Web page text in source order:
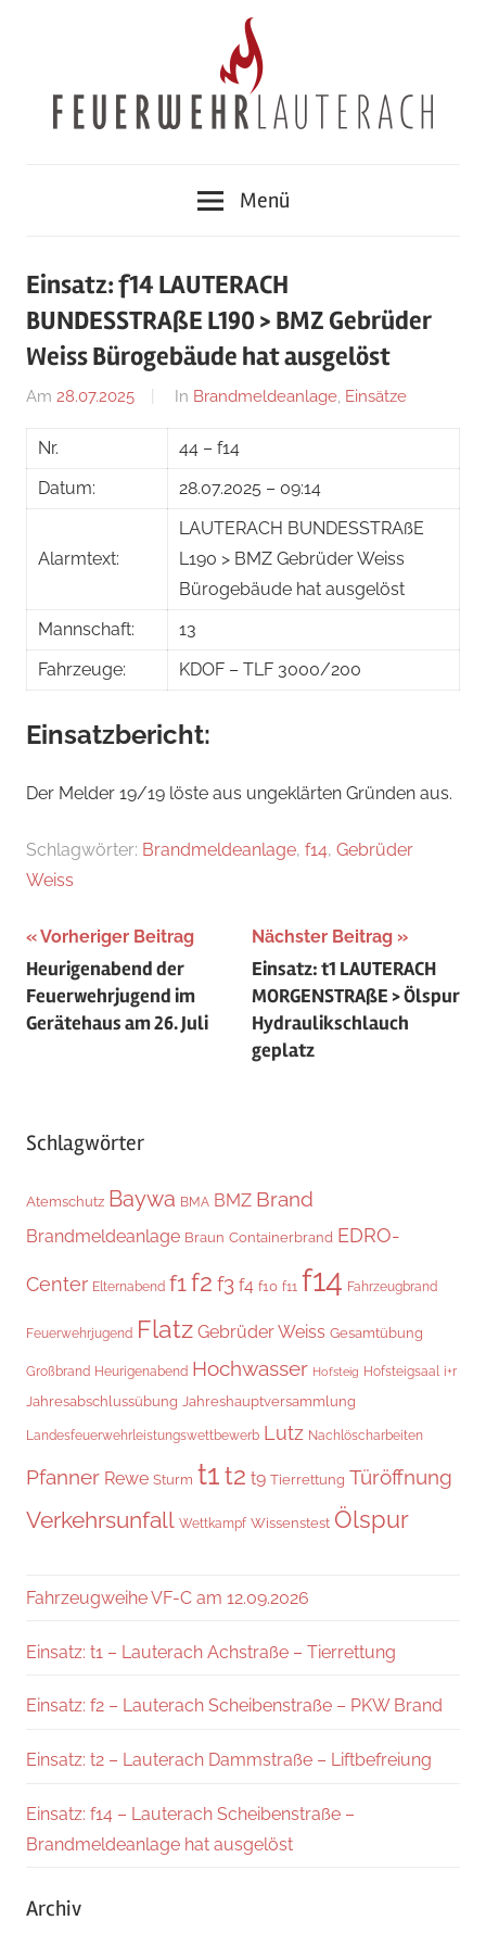
Lauterach
Menü
Einsatz: f14 LAUTERACH
BUNDESSTRAßE L190 > BMZ Gebrüder
Weiss Bürogebäude hat ausgelöst
Am 28.07.2025
Von
Perl
In Brandmeldeanlage, Einsätze
Nr.
44 – f14
Datum:
28.07.2025 – 09:14
Alarmtext:
LAUTERACH BUNDESSTRAßE
L190 > BMZ Gebrüder Weiss
Bürogebäude hat ausgelöst
Mannschaft:
13
Fahrzeuge:
KDOF – TLF 3000/200
Einsatzbericht:
Der Melder 19/19 löste aus ungeklärten Gründen aus.
Schlagwörter: Brandmeldeanlage, f14, Gebrüder
Weiss
Beitragsnavigation
Vorheriger Beitrag
Heurigenabend der
Feuerwehrjugend im
Gerätehaus am 26. Juli
Nächster Beitrag
Einsatz: t1 LAUTERACH
MORGENSTRAßE > Ölspur
Hydraulikschlauch
geplatz
Schlagwörter
Atemschutz Baywa BMA BMZ Brand
Brandmeldeanlage Braun Containerbrand EDRO-
Center Elternabend f1f2 f3 f4 f10 f11 f14 Fahrzeugbrand
Feuerwehrjugend Flatz Gebrüder Weiss Gesamtübung
Großbrand Heurigenabend Hochwasser Hofsteig Hofsteigsaal i+r
Jahresabschlussübung Jahreshauptversammlung
Landesfeuerwehrleistungswettbewerb Lutz Nachlöscharbeiten
Pfanner Rewe Sturm t1t2 t9 Tierrettung Türöffnung
Verkehrsunfall Wettkampf Wissenstest Ölspur
Fahrzeugweihe VF-C am 12.09.2026
Einsatz: t1 – Lauterach Achstraße – Tierrettung
Einsatz: f2 – Lauterach Scheibenstraße – PKW Brand
Einsatz: t2 – Lauterach Dammstraße – Liftbefreiung
Einsatz: f14 – Lauterach Scheibenstraße –
Brandmeldeanlage hat ausgelöst
Archiv